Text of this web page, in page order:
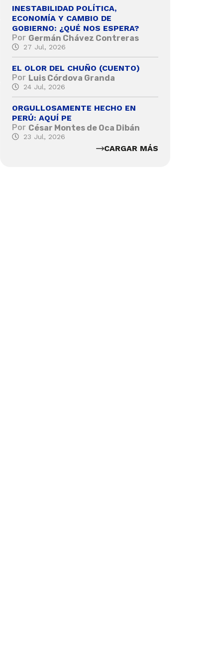
INESTABILIDAD POLÍTICA,
ECONOMÍA Y CAMBIO DE
GOBIERNO: ¿QUÉ NOS ESPERA?
Por Germán Chávez Contreras
27 Jul, 2026
EL OLOR DEL CHUÑO (CUENTO)
Por Luis Córdova Granda
24 Jul, 2026
ORGULLOSAMENTE HECHO EN
PERÚ: AQUÍ PE
Por César Montes de Oca Dibán
23 Jul, 2026
CARGAR MÁS